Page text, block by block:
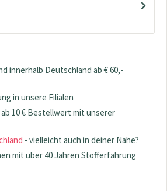
innerhalb Deutschland ab € 60,-
in unsere Filialen
10 € Bestellwert mit unserer
- vielleicht auch in deiner Nähe?
mit über 40 Jahren Stofferfahrung